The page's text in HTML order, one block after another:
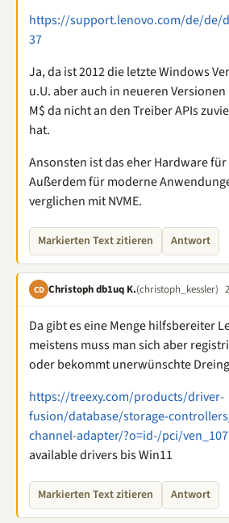
https://support.lenovo.com/de/de/
37
Ja, da ist 2012 die letzte Windows
u.U. aber auch in neueren
M$ da nicht an den Treiber APIs
hat.
Ansonsten ist das eher Hardware
Außerdem für moderne
verglichen mit NVME.
Markierten Text zitieren Antwort
CD Christoph db1uq K.(christoph_kessler)
Da gibt es eine Menge hilfsbereiter
meistens muss man sich aber
oder bekommt unerwünschte
https://treexy.com/products/driver-
fusion/database/storage-
channel-adapter/?o=id-/pci/
available drivers bis Win11
Markierten Text zitieren Antwort